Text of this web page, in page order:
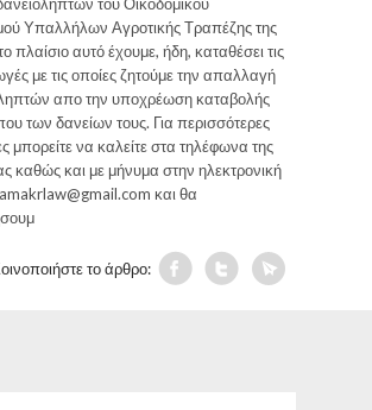
Υπαλλήλων Αγροτικής Τραπέζης της
πλαίσιο αυτό έχουμε, ήδη, καταθέσει τις
με τις οποίες ζητούμε την απαλλαγή
απο την υποχρέωση καταβολής
των δανείων τους. Για περισσότερες
μπορείτε να καλείτε στα τηλέφωνα της
καθώς και με μήνυμα στην ηλεκτρονική
και θα
το άρθρο: